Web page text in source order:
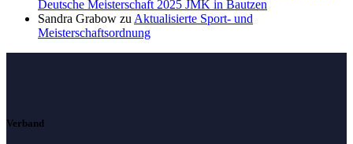
Deutsche Meisterschaft 2025 JMK in Bautzen
Sandra Grabow zu Aktualisierte Sport- und
Meisterschaftsordnung
Verband